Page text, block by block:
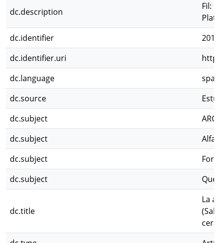
dc.description
Fil:
dc.identifier
dc.identifier.uri
dc.language
spa
dc.source
dc.subject
dc.subject
dc.subject
dc.subject
dc.title
La